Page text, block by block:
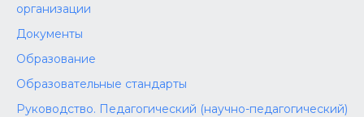
организации
Документы
Образование
Образовательные стандарты
Руководство. Педагогический (научно-педагогический)